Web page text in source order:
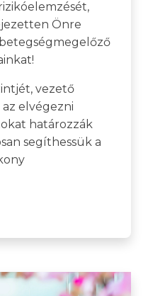
Önre
vezető
elvégezni
határozzák
segíthessük a